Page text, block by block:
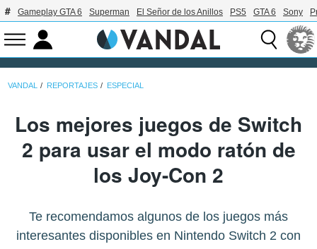
Gameplay GTA 6 Superman El Señor de los Anillos PS5 GTA 6 Sony
VANDAL REPORTAJES ESPECIAL
Los mejores juegos de Switch
2 para usar el modo ratón de
los Joy-Con 2
Te recomendamos algunos de los juegos más
interesantes disponibles en Nintendo Switch 2 con